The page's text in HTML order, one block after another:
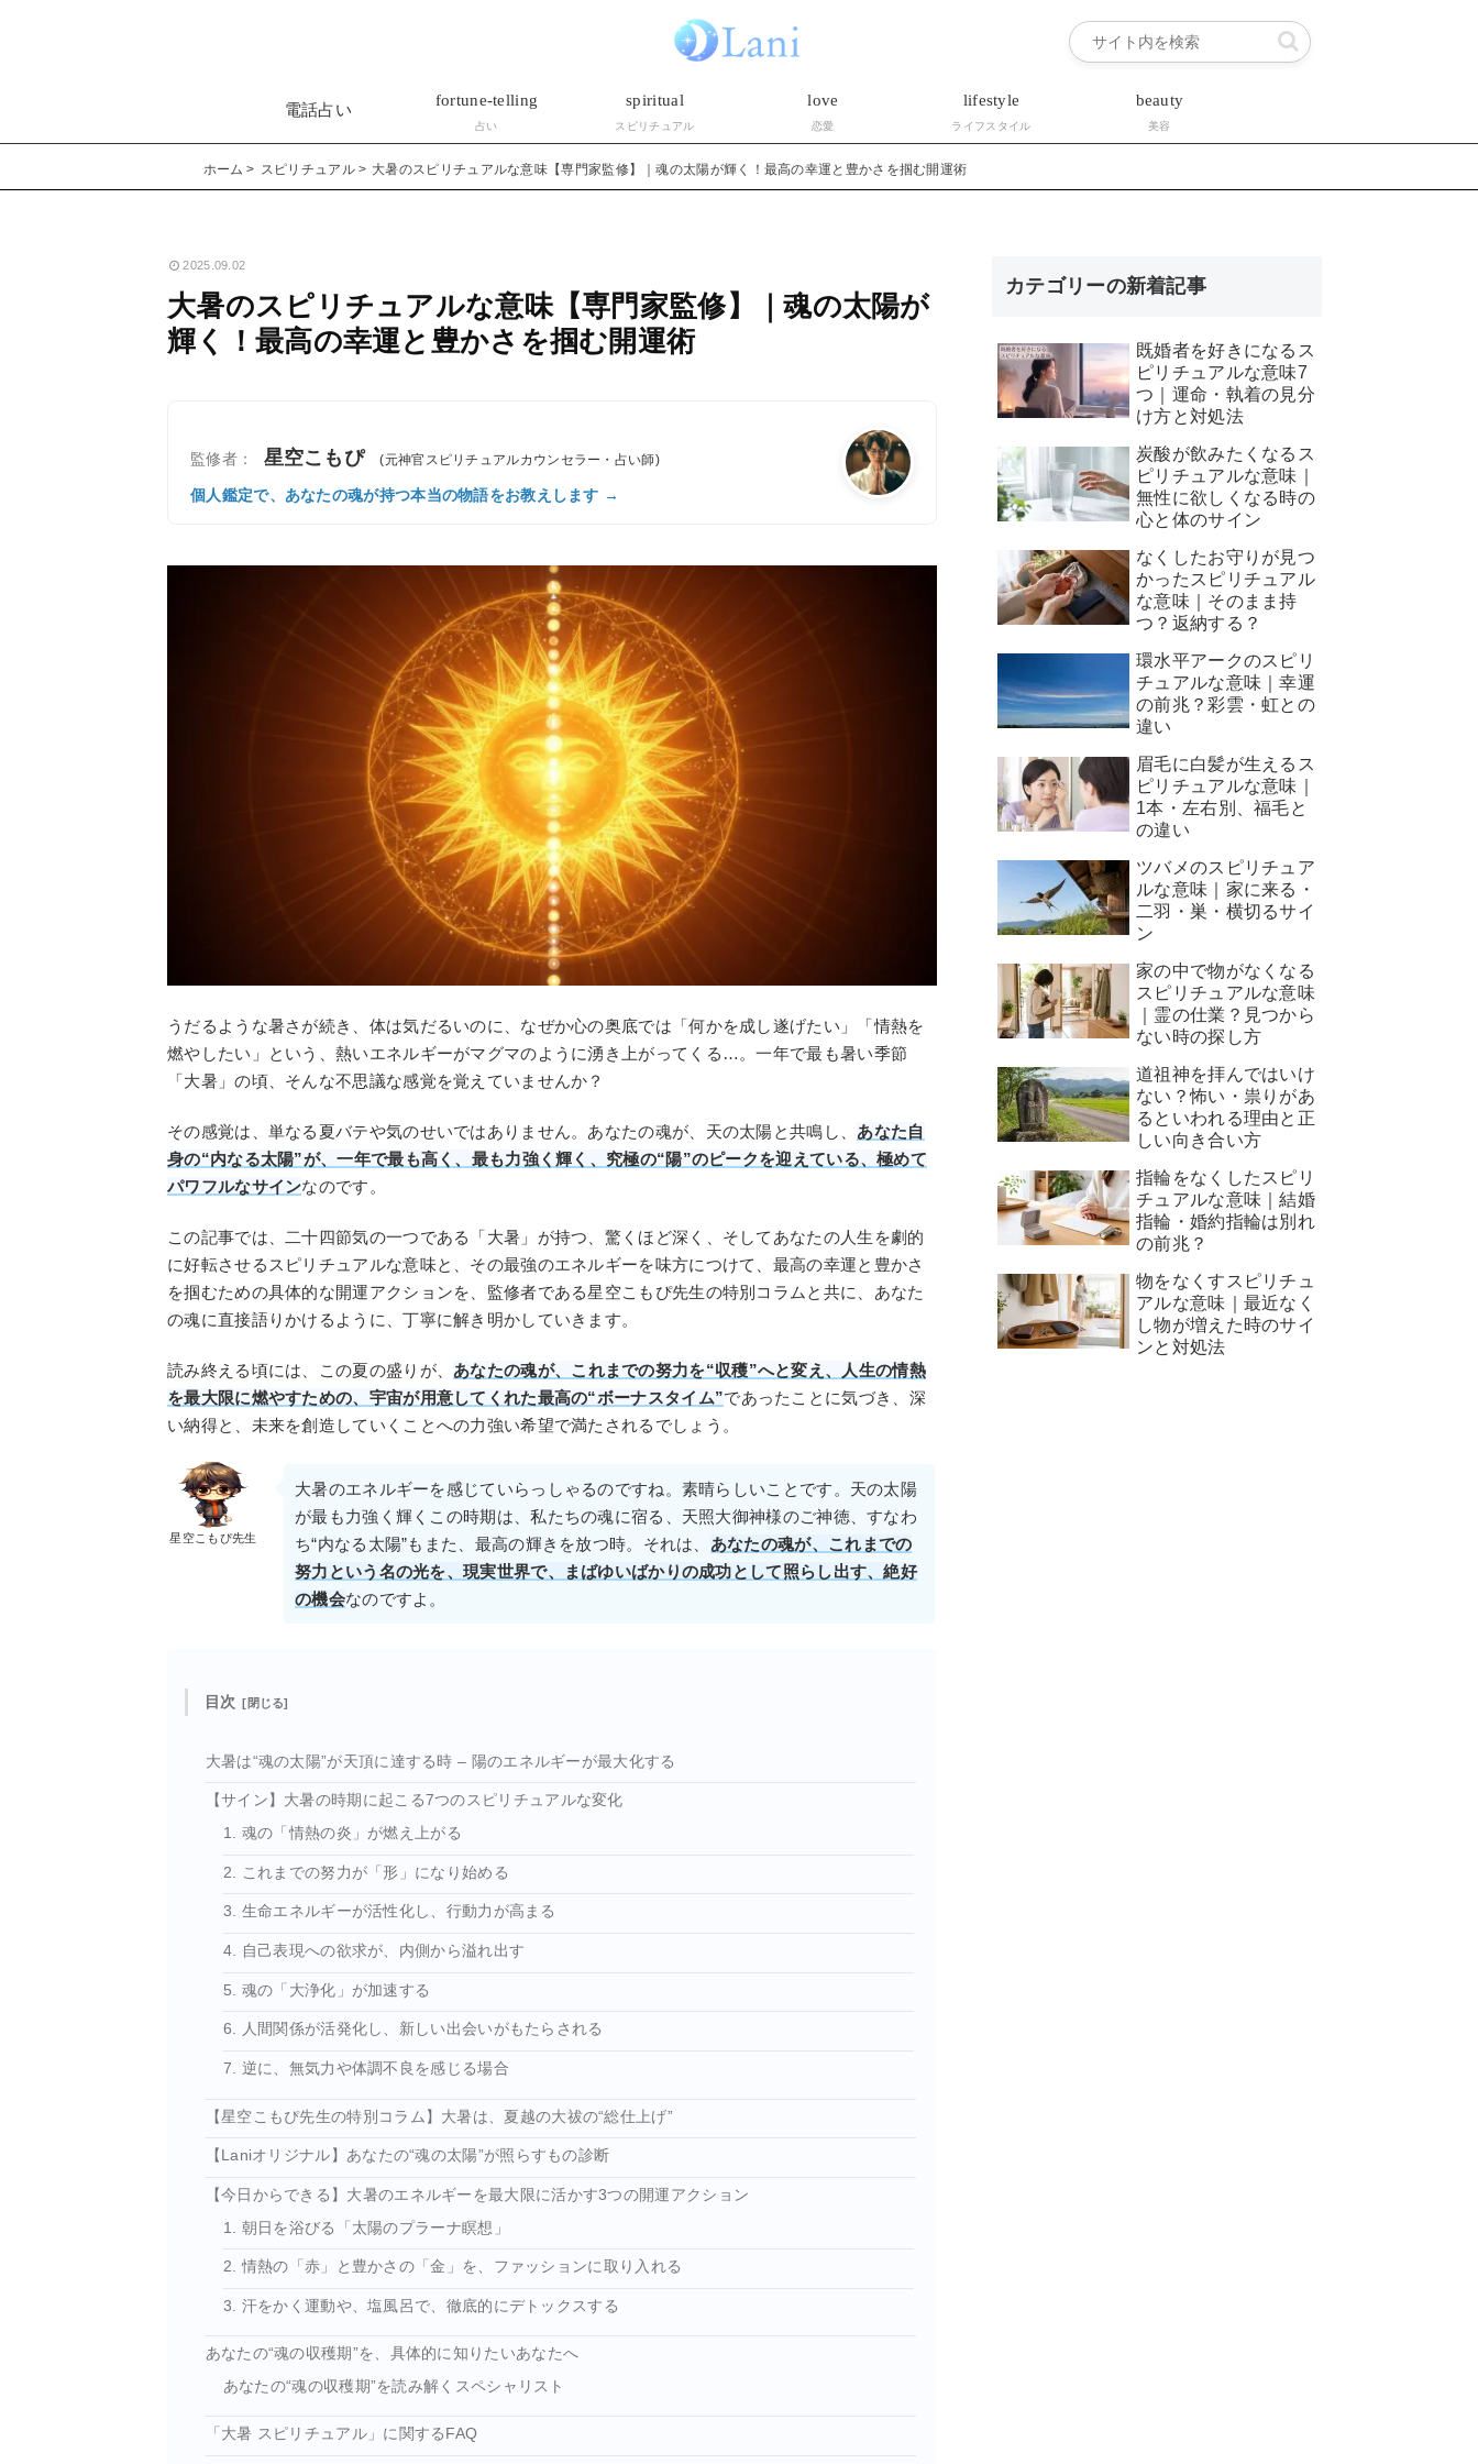
電話占い
fortune-telling
占い
spiritual
スピリチュアル
love
恋愛
lifestyle
ライフスタイル
beauty
美容
ホーム スピリチュアル 大暑のスピリチュアルな意味【専門家監修】｜魂の太陽が輝く！最高の幸運と豊かさを掴む開運術
2025.09.02
大暑のスピリチュアルな意味【専門家監修】｜魂の太陽が
輝く！最高の幸運と豊かさを掴む開運術
監修者： 星空こもぴ (元神官スピリチュアルカウンセラー・占い師)
個人鑑定で、あなたの魂が持つ本当の物語をお教えします →
うだるような暑さが続き、体は気だるいのに、なぜか心の奥底では「何かを成し遂げたい」「情熱を
燃やしたい」という、熱いエネルギーがマグマのように湧き上がってくる…。一年で最も暑い季節
「大暑」の頃、そんな不思議な感覚を覚えていませんか？
その感覚は、単なる夏バテや気のせいではありません。あなたの魂が、天の太陽と共鳴し、 あなた自
身の“内なる太陽”が、一年で最も高く、最も力強く輝く、究極の“陽”のピークを迎えている、極めて
パワフルなサインなのです。
この記事では、二十四節気の一つである「大暑」が持つ、驚くほど深く、そしてあなたの人生を劇的
に好転させるスピリチュアルな意味と、その最強のエネルギーを味方につけて、最高の幸運と豊かさ
を掴むための具体的な開運アクションを、監修者である星空こもぴ先生の特別コラムと共に、あなた
の魂に直接語りかけるように、丁寧に解き明かしていきます。
読み終える頃には、この夏の盛りが、 あなたの魂が、これまでの努力を“収穫”へと変え、人生の情熱
を最大限に燃やすための、宇宙が用意してくれた最高の“ボーナスタイム”であったことに気づき、深
い納得と、未来を創造していくことへの力強い希望で満たされるでしょう。
星空こもぴ先生
大暑のエネルギーを感じていらっしゃるのですね。素晴らしいことです。天の太陽
が最も力強く輝くこの時期は、私たちの魂に宿る、天照大御神様のご神徳、すなわ
ち“内なる太陽”もまた、最高の輝きを放つ時。それは、 あなたの魂が、これまでの
努力という名の光を、現実世界で、まばゆいばかりの成功として照らし出す、絶好
の機会なのですよ。
目次
大暑は“魂の太陽”が天頂に達する時 – 陽のエネルギーが最大化する
【サイン】大暑の時期に起こる7つのスピリチュアルな変化
1. 魂の「情熱の炎」が燃え上がる
2. これまでの努力が「形」になり始める
3. 生命エネルギーが活性化し、行動力が高まる
4. 自己表現への欲求が、内側から溢れ出す
5. 魂の「大浄化」が加速する
6. 人間関係が活発化し、新しい出会いがもたらされる
7. 逆に、無気力や体調不良を感じる場合
【星空こもぴ先生の特別コラム】大暑は、夏越の大祓の“総仕上げ”
【Laniオリジナル】あなたの“魂の太陽”が照らすもの診断
【今日からできる】大暑のエネルギーを最大限に活かす3つの開運アクション
1. 朝日を浴びる「太陽のプラーナ瞑想」
2. 情熱の「赤」と豊かさの「金」を、ファッションに取り入れる
3. 汗をかく運動や、塩風呂で、徹底的にデトックスする
あなたの“魂の収穫期”を、具体的に知りたいあなたへ
あなたの“魂の収穫期”を読み解くスペシャリスト
「大暑 スピリチュアル」に関するFAQ
カテゴリーの新着記事
既婚者を好きになるス
ピリチュアルな意味7
つ｜運命・執着の見分
け方と対処法
炭酸が飲みたくなるス
ピリチュアルな意味｜
無性に欲しくなる時の
心と体のサイン
なくしたお守りが見つ
かったスピリチュアル
な意味｜そのまま持
つ？返納する？
環水平アークのスピリ
チュアルな意味｜幸運
の前兆？彩雲・虹との
違い
眉毛に白髪が生えるス
ピリチュアルな意味｜
1本・左右別、福毛と
の違い
ツバメのスピリチュア
ルな意味｜家に来る・
二羽・巣・横切るサイ
ン
家の中で物がなくなる
スピリチュアルな意味
｜霊の仕業？見つから
ない時の探し方
道祖神を拝んではいけ
ない？怖い・祟りがあ
るといわれる理由と正
しい向き合い方
指輪をなくしたスピリ
チュアルな意味｜結婚
指輪・婚約指輪は別れ
の前兆？
物をなくすスピリチュ
アルな意味｜最近なく
し物が増えた時のサイ
ンと対処法